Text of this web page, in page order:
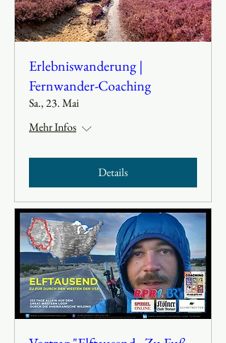
Erlebniswanderung |
Fernwander-Coaching
Sa., 23. Mai
Mehr Infos
Details